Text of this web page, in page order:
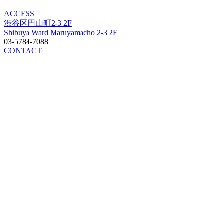
ACCESS
渋谷区円山町2-3 2F
Shibuya Ward Maruyamacho 2-3 2F
03-5784-7088
CONTACT